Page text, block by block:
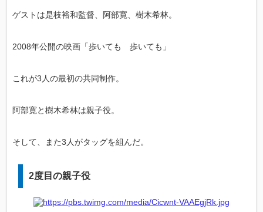
ゲストは是枝裕和監督、阿部寛、樹木希林。
2008年公開の映画「歩いても 歩いても」
これが3人の最初の共同制作。
阿部寛と樹木希林は親子役。
そして、また3人がタッグを組んだ。
2度目の親子役